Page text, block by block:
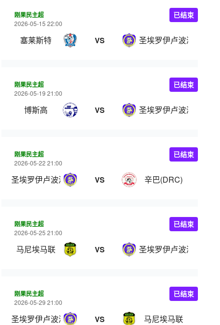
刚果民主超
2026-05-15 22:00
塞莱斯特 VS 圣埃罗伊卢波波
已结束
刚果民主超
2026-05-19 21:00
博斯高 VS 圣埃罗伊卢波波
已结束
刚果民主超
2026-05-22 21:00
圣埃罗伊卢波波 VS 辛巴(DRC)
已结束
刚果民主超
2026-05-25 21:00
马尼埃马联 VS 圣埃罗伊卢波波
已结束
刚果民主超
2026-05-29 21:00
圣埃罗伊卢波波 VS 马尼埃马联
已结束